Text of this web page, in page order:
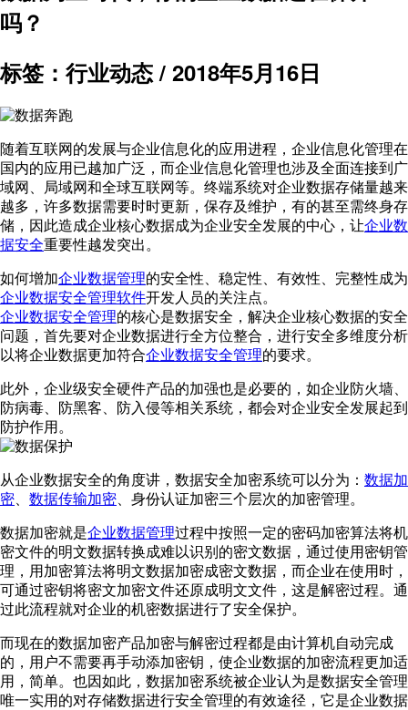
吗？
标签：行业动态 / 2018年5月16日
随着互联网的发展与企业信息化的应用进程，企业信息化管理在
国内的应用已越加广泛，而企业信息化管理也涉及全面连接到广
域网、局域网和全球互联网等。终端系统对企业数据存储量越来
越多，许多数据需要时时更新，保存及维护，有的甚至需终身存
储，因此造成企业核心数据成为企业安全发展的中心，让企业数
据安全重要性越发突出。
如何增加企业数据管理的安全性、稳定性、有效性、完整性成为
企业数据安全管理软件开发人员的关注点。
企业数据安全管理的核心是数据安全，解决企业核心数据的安全
问题，首先要对企业数据进行全方位整合，进行安全多维度分析
以将企业数据更加符合企业数据安全管理的要求。
此外，企业级安全硬件产品的加强也是必要的，如企业防火墙、
防病毒、防黑客、防入侵等相关系统，都会对企业安全发展起到
防护作用。
从企业数据安全的角度讲，数据安全加密系统可以分为： 数据加
密
数据传输加密 、身份认证加密三个层次的加密管理。
数据加密就是企业数据管理过程中按照一定的密码加密算法将机
密文件的明文数据转换成难以识别的密文数据，通过使用密钥管
理，用加密算法将明文数据加密成密文数据，而企业在使用时，
可通过密钥将密文加密文件还原成明文文件，这是解密过程。通
过此流程就对企业的机密数据进行了安全保护。
而现在的数据加密产品加密与解密过程都是由计算机自动完成
的，用户不需要再手动添加密钥，使企业数据的加密流程更加适
用，简单。也因如此，数据加密系统被企业认为是数据安全管理
唯一实用的对存储数据进行安全管理的有效途径，它是企业数据